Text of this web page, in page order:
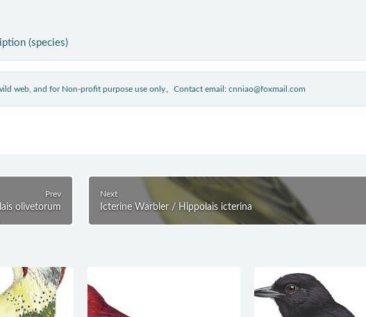
(species)
web, and for Non-profit purpose use only。Contact email: cnniao@foxmail.com
Prev
olivetorum
Next
Icterine Warbler / Hippolais icterina